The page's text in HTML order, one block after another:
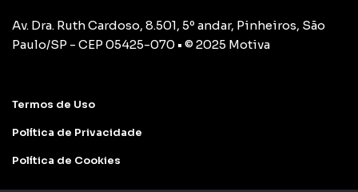
Av. Dra. Ruth Cardoso, 8.501, 5º andar, Pinheiros, São
Paulo/SP - CEP 05425-070 • © 2025 Motiva
Termos de Uso
Política de Privacidade
Política de Cookies